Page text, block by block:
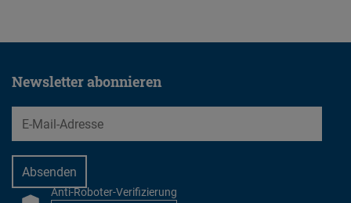
Newsletter abonnieren
EMail
CAPTCHAAnti-Roboter-Verifizierung